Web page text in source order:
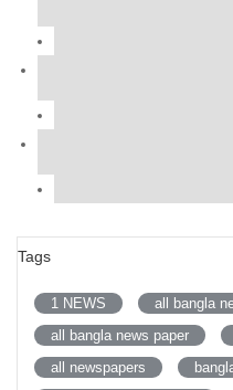
Tags
1 NEWS
all bangla
all bangla news paper
all newspapers